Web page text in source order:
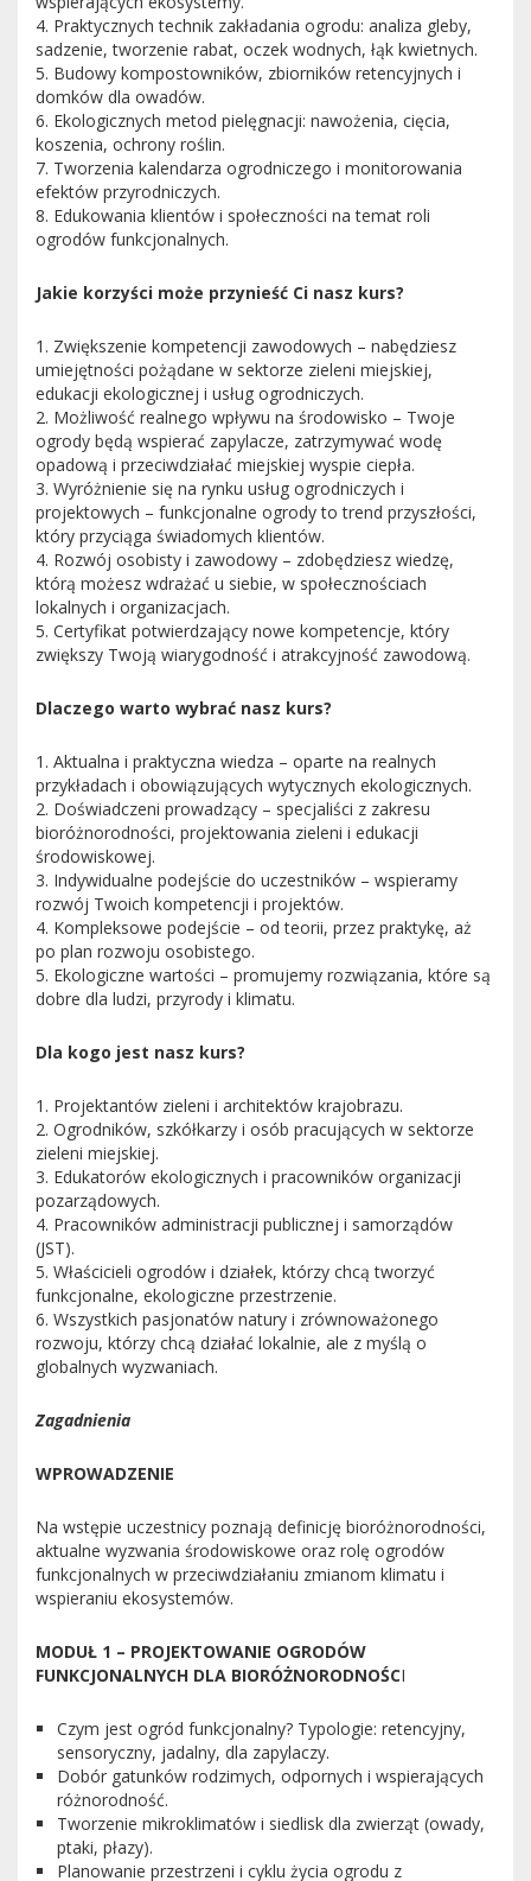
4. Praktycznych technik zakładania ogrodu: analiza gleby,
sadzenie, tworzenie rabat, oczek wodnych, łąk kwietnych.
5. Budowy kompostowników, zbiorników retencyjnych i
domków dla owadów.
6. Ekologicznych metod pielęgnacji: nawożenia, cięcia,
koszenia, ochrony roślin.
7. Tworzenia kalendarza ogrodniczego i monitorowania
efektów przyrodniczych.
8. Edukowania klientów i społeczności na temat roli
ogrodów funkcjonalnych.
Jakie korzyści może przynieść Ci nasz kurs?
1. Zwiększenie kompetencji zawodowych – nabędziesz
umiejętności pożądane w sektorze zieleni miejskiej,
edukacji ekologicznej i usług ogrodniczych.
2. Możliwość realnego wpływu na środowisko – Twoje
ogrody będą wspierać zapylacze, zatrzymywać wodę
opadową i przeciwdziałać miejskiej wyspie ciepła.
3. Wyróżnienie się na rynku usług ogrodniczych i
projektowych – funkcjonalne ogrody to trend przyszłości,
który przyciąga świadomych klientów.
4. Rozwój osobisty i zawodowy – zdobędziesz wiedzę,
którą możesz wdrażać u siebie, w społecznościach
lokalnych i organizacjach.
5. Certyfikat potwierdzający nowe kompetencje, który
zwiększy Twoją wiarygodność i atrakcyjność zawodową.
Dlaczego warto wybrać nasz kurs?
1. Aktualna i praktyczna wiedza – oparte na realnych
przykładach i obowiązujących wytycznych ekologicznych.
2. Doświadczeni prowadzący – specjaliści z zakresu
bioróżnorodności, projektowania zieleni i edukacji
środowiskowej.
3. Indywidualne podejście do uczestników – wspieramy
rozwój Twoich kompetencji i projektów.
4. Kompleksowe podejście – od teorii, przez praktykę, aż
po plan rozwoju osobistego.
5. Ekologiczne wartości – promujemy rozwiązania, które są
dobre dla ludzi, przyrody i klimatu.
Dla kogo jest nasz kurs?
1. Projektantów zieleni i architektów krajobrazu.
2. Ogrodników, szkółkarzy i osób pracujących w sektorze
zieleni miejskiej.
3. Edukatorów ekologicznych i pracowników organizacji
pozarządowych.
4. Pracowników administracji publicznej i samorządów
(JST).
5. Właścicieli ogrodów i działek, którzy chcą tworzyć
funkcjonalne, ekologiczne przestrzenie.
6. Wszystkich pasjonatów natury i zrównoważonego
rozwoju, którzy chcą działać lokalnie, ale z myślą o
globalnych wyzwaniach.
Zagadnienia
WPROWADZENIE
Na wstępie uczestnicy poznają definicję bioróżnorodności,
aktualne wyzwania środowiskowe oraz rolę ogrodów
funkcjonalnych w przeciwdziałaniu zmianom klimatu i
wspieraniu ekosystemów.
MODUŁ 1 – PROJEKTOWANIE OGRODÓW
FUNKCJONALNYCH DLA BIORÓŻNORODNOŚCI
Czym jest ogród funkcjonalny? Typologie: retencyjny,
sensoryczny, jadalny, dla zapylaczy.
Dobór gatunków rodzimych, odpornych i wspierających
różnorodność.
Tworzenie mikroklimatów i siedlisk dla zwierząt (owady,
ptaki, płazy).
Planowanie przestrzeni i cyklu życia ogrodu z